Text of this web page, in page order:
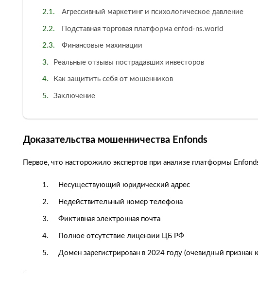
Агрессивный маркетинг и психологическое давление
Подставная торговая платформа enfod-ns.world
Финансовые махинации
Реальные отзывы пострадавших инвесторов
Как защитить себя от мошенников
Заключение
Доказательства мошенничества Enfonds
Первое, что насторожило экспертов при анализе платформы
Несуществующий юридический адрес
Недействительный номер телефона
Фиктивная электронная почта
Полное отсутствие лицензии ЦБ РФ
Домен зарегистрирован в 2024 году (очевидный